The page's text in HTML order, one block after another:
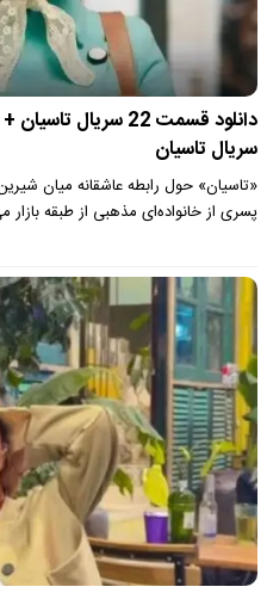
دانلود قسمت 22
سریال تاسیان
«تاسیان» حول رابطه عاشقانه میان
پسری از خانواده‌ای مذهبی از طبقه